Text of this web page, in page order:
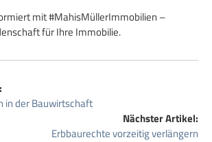
mit #MahisMüllerImmobilien –
für Ihre Immobilie.
in der Bauwirtschaft
Nächster Artikel:
Erbbaurechte vorzeitig verlängern